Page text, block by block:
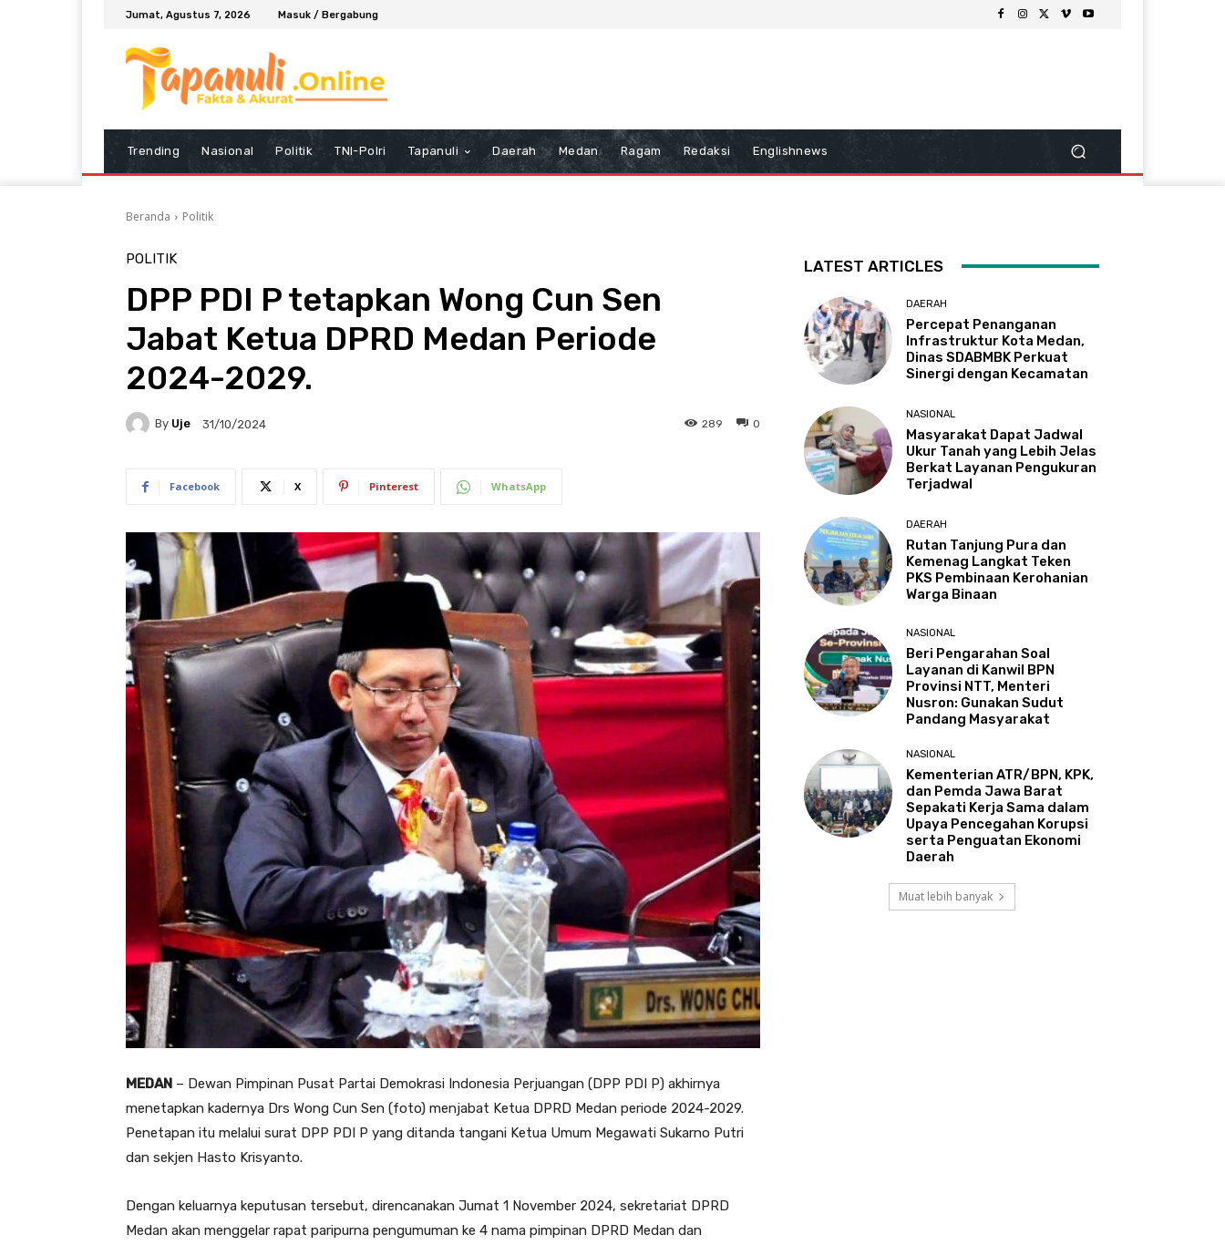
Jumat, Agustus 7, 2026 Masuk / Bergabung
Trending Nasional Politik TNI-Polri Tapanuli Daerah Medan Ragam Redaksi Englishnews
Beranda Politik
POLITIK
DPP PDI P tetapkan Wong Cun Sen
Jabat Ketua DPRD Medan Periode
2024-2029.
By Uje 31/10/2024 0
289
Facebook X Pinterest WhatsApp
MEDAN – Dewan Pimpinan Pusat Partai Demokrasi Indonesia Perjuangan (DPP PDI P) akhirnya
menetapkan kadernya Drs Wong Cun Sen (foto) menjabat Ketua DPRD Medan periode 2024-2029.
Penetapan itu melalui surat DPP PDI P yang ditanda tangani Ketua Umum Megawati Sukarno Putri
dan sekjen Hasto Krisyanto.
Dengan keluarnya keputusan tersebut, direncanakan Jumat 1 November 2024, sekretariat DPRD
Medan akan menggelar rapat paripurna pengumuman ke 4 nama pimpinan DPRD Medan dan
LATEST ARTICLES
DAERAH
Percepat Penanganan
Infrastruktur Kota Medan,
Dinas SDABMBK Perkuat
Sinergi dengan Kecamatan
NASIONAL
Masyarakat Dapat Jadwal
Ukur Tanah yang Lebih Jelas
Berkat Layanan Pengukuran
Terjadwal
DAERAH
Rutan Tanjung Pura dan
Kemenag Langkat Teken
PKS Pembinaan Kerohanian
Warga Binaan
NASIONAL
Beri Pengarahan Soal
Layanan di Kanwil BPN
Provinsi NTT, Menteri
Nusron: Gunakan Sudut
Pandang Masyarakat
NASIONAL
Kementerian ATR/BPN, KPK,
dan Pemda Jawa Barat
Sepakati Kerja Sama dalam
Upaya Pencegahan Korupsi
serta Penguatan Ekonomi
Daerah
Muat lebih banyak